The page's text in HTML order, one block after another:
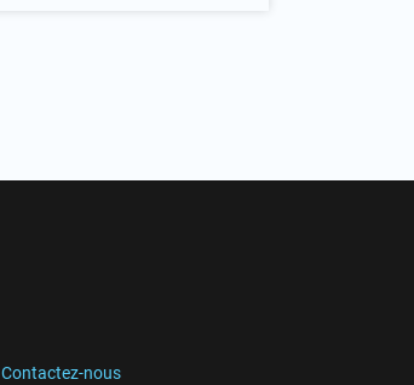
Contactez-nous